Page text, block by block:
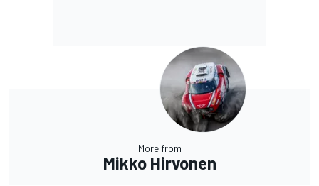
More from
Mikko Hirvonen